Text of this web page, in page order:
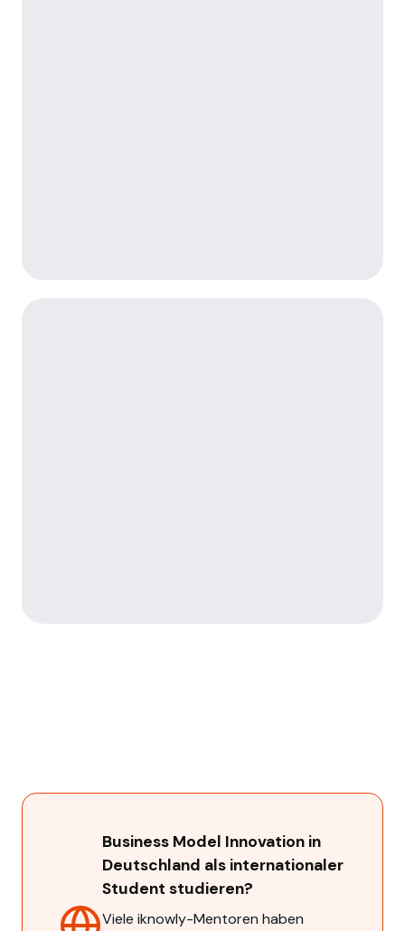
Business Model Innovation in
Deutschland als internationaler
Student studieren?
Viele iknowly-Mentoren haben